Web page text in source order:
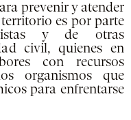
prevenir y atender
es por parte
y de otras
civil, quienes en
con recursos
organismos que
para enfrentarse